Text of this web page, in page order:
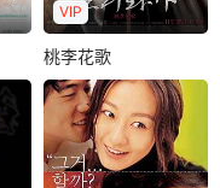
VIP
桃李花歌
柳承龙
裴秀智
金南佶
《桃李花歌》由真
人真事改编，故事
桃李花歌